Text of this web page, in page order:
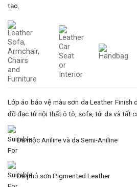
tạo.
Lớp áo bảo vệ màu sơn da Leather Finish
đồ đạc từ nội thất ô tô, sofa, túi da và tất
Da mộc Aniline và da Semi-Aniline
Da phủ sơn Pigmented Leather